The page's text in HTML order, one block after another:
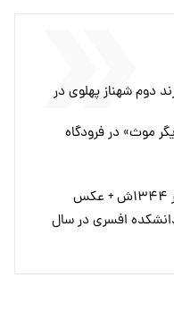
دوم شهناز پهلوی در
موث» در فرودگاه
افسری در سال